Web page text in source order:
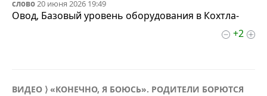
слово20 июня 2026 19:49
Овод, Базовый уровень оборудования в Кохтла-
+2
ВИДЕО ⟩ «КОНЕЧНО, Я БОЮСЬ». РОДИТЕЛИ БОРЮТСЯ